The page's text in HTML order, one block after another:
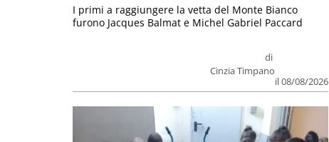
di
Cinzia Timpano
il 08/08/2026
I primi a raggiungere la vetta del Monte Bianco
furono Jacques Balmat e Michel Gabriel Paccard